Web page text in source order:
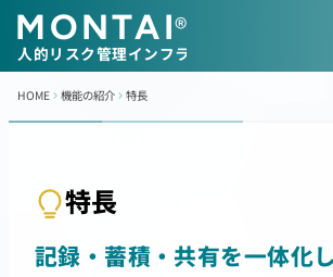
MONTAI®
人的リスク管理インフラ
HOME 機能の紹介 特長
特長
記録・蓄積・共有を一体化